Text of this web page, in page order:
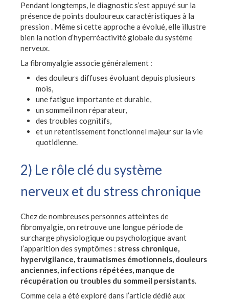
Pendant longtemps, le diagnostic s’est appuyé sur la
présence de points douloureux caractéristiques à la
pression . Même si cette approche a évolué, elle illustre
bien la notion d’hyperréactivité globale du système
nerveux.
La fibromyalgie associe généralement :
des douleurs diffuses évoluant depuis plusieurs
mois,
une fatigue importante et durable,
un sommeil non réparateur,
des troubles cognitifs,
et un retentissement fonctionnel majeur sur la vie
quotidienne.
2) Le rôle clé du système
nerveux et du stress chronique
Chez de nombreuses personnes atteintes de
fibromyalgie, on retrouve une longue période de
surcharge physiologique ou psychologique avant
l’apparition des symptômes : stress chronique,
hypervigilance, traumatismes émotionnels, douleurs
anciennes, infections répétées, manque de
récupération ou troubles du sommeil persistants.
Comme cela a été exploré dans l’article dédié aux